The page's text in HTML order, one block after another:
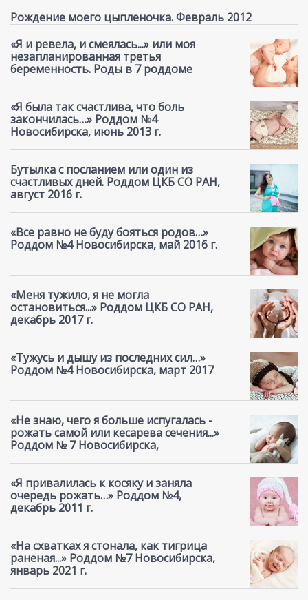
Рождение моего цыпленочка. Февраль 2012
«Я и ревела, и смеялась...» или моя
незапланированная третья
беременность. Роды в 7 роддоме
«Я была так счастлива, что боль
закончилась…» Роддом №4
Новосибирска, июнь 2013 г.
Бутылка с посланием или один из
счастливых дней. Роддом ЦКБ СО РАН,
август 2016 г.
«Все равно не буду бояться родов…»
Роддом №4 Новосибирска, май 2016 г.
«Меня тужило, я не могла
остановиться...» Роддом ЦКБ СО РАН,
декабрь 2017 г.
«Тужусь и дышу из последних сил…»
Роддом №4 Новосибирска, март 2017
«Не знаю, чего я больше испугалась -
рожать самой или кесарева сечения...»
Роддом № 7 Новосибирска,
«Я привалилась к косяку и заняла
очередь рожать…» Роддом №4,
декабрь 2011 г.
«На схватках я стонала, как тигрица
раненая...» Роддом №7 Новосибирска,
январь 2021 г.